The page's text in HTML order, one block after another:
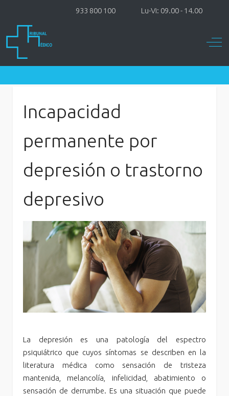
933 800 100 Lu-Vi: 09.00 - 14.00
Off-
Incapacidad
permanente por
depresión o trastorno
depresivo
La depresión es una patología del espectro
psiquiátrico que cuyos síntomas se describen en la
literatura médica como sensación de tristeza
mantenida, melancolía, infelicidad, abatimiento o
sensación de derrumbe. Es una situación que puede